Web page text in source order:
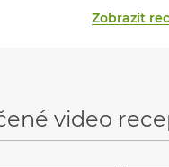
Zobrazit
video